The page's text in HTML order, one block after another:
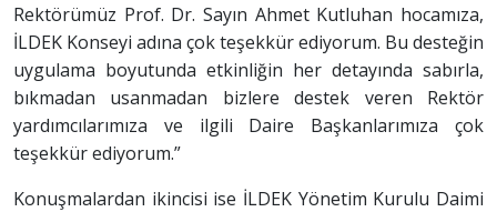
Rektörümüz Prof. Dr. Sayın Ahmet Kutluhan hocamıza,
İLDEK Konseyi adına çok teşekkür ediyorum. Bu desteğin
uygulama boyutunda etkinliğin her detayında sabırla,
bıkmadan usanmadan bizlere destek veren Rektör
yardımcılarımıza ve ilgili Daire Başkanlarımıza çok
teşekkür ediyorum.”
Konuşmalardan ikincisi ise İLDEK Yönetim Kurulu Daimi